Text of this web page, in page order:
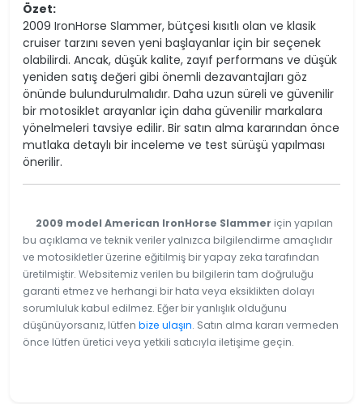
Özet:
2009 IronHorse Slammer, bütçesi kısıtlı olan ve klasik
cruiser tarzını seven yeni başlayanlar için bir seçenek
olabilirdi. Ancak, düşük kalite, zayıf performans ve düşük
yeniden satış değeri gibi önemli dezavantajları göz
önünde bulundurulmalıdır. Daha uzun süreli ve güvenilir
bir motosiklet arayanlar için daha güvenilir markalara
yönelmeleri tavsiye edilir. Bir satın alma kararından önce
mutlaka detaylı bir inceleme ve test sürüşü yapılması
önerilir.
2009 model American IronHorse Slammer için yapılan
bu açıklama ve teknik veriler yalnızca bilgilendirme amaçlıdır
ve motosikletler üzerine eğitilmiş bir yapay zeka tarafından
üretilmiştir. Websitemiz verilen bu bilgilerin tam doğruluğu
garanti etmez ve herhangi bir hata veya eksiklikten dolayı
sorumluluk kabul edilmez. Eğer bir yanlışlık olduğunu
düşünüyorsanız, lütfen bize ulaşın. Satın alma kararı vermeden
önce lütfen üretici veya yetkili satıcıyla iletişime geçin.